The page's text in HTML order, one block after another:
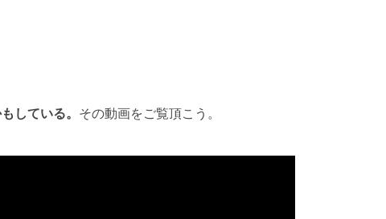
している。 その動画をご覧頂こう。